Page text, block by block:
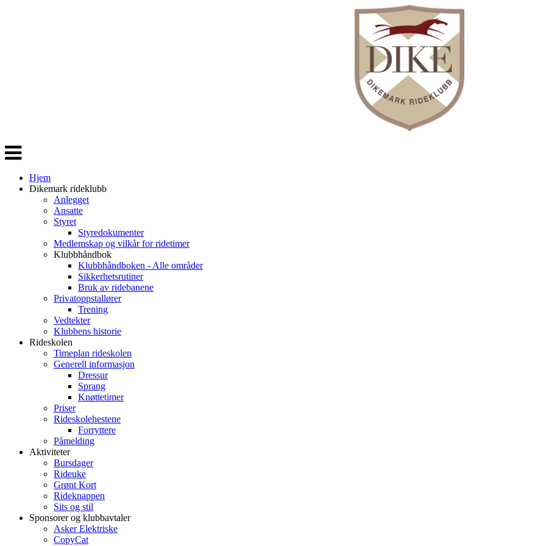
Veksle
navigasjon
Hjem
Dikemark rideklubb
Anlegget
Ansatte
Styret
Styredokumenter
Medlemskap og vilkår for ridetimer
Klubbhåndbok
Klubbhåndboken - Alle områder
Sikkerhetsrutiner
Bruk av ridebanene
Privatoppstallører
Trening
Vedtekter
Klubbens historie
Rideskolen
Timeplan rideskolen
Generell informasjon
Dressur
Sprang
Knøttetimer
Priser
Rideskolehestene
Forryttere
Påmelding
Aktiviteter
Bursdager
Rideuke
Grønt Kort
Rideknappen
Sits og stil
Sponsorer og klubbavtaler
Asker Elektriske
CopyCat